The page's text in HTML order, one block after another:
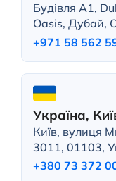
Будівля A1,
Oasis, Дубай,
+971 58 562
Україна,
Київ, вулиця
3011, 01103,
+380 73 372